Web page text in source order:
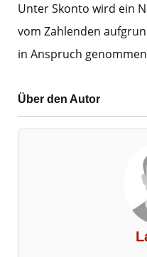
Unter Skonto wird ein
vom Zahlenden
in Anspruch
Über den Autor